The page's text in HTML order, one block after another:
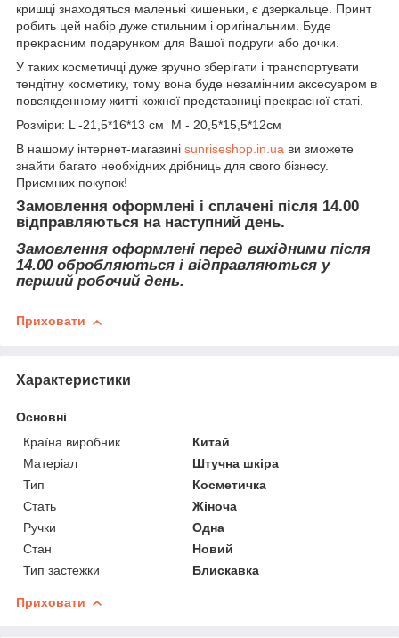
кришці знаходяться маленькі кишеньки, є дзеркальце. Принт
робить цей набір дуже стильним і оригінальним. Буде
прекрасним подарунком для Вашої подруги або дочки.
У таких косметичці дуже зручно зберігати і транспортувати
тендітну косметику, тому вона буде незамінним аксесуаром в
повсякденному житті кожної представниці прекрасної статі.
Розміри: L -21,5*16*13 см М - 20,5*15,5*12см
В нашому інтернет-магазині sunriseshop.in.ua ви зможете
знайти багато необхідних дрібниць для свого бізнесу.
Приємних покупок!
Замовлення оформлені і сплачені після 14.00
відправляються на наступний день.
Замовлення оформлені перед вихідними після
14.00 обробляються і відправляються у
перший робочий день.
Приховати
Характеристики
Основні
Країна виробник
Китай
Матеріал
Штучна шкіра
Тип
Косметичка
Стать
Жіноча
Ручки
Одна
Стан
Новий
Тип застежки
Блискавка
Приховати